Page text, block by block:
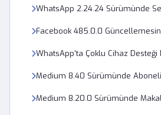
WhatsApp 2.24.24 Sürümünde
Facebook 485.0.0
WhatsApp'ta Çoklu Cihaz Desteği
Medium 8.40 Sürümünde
Medium 8.20.0 Sürümünde